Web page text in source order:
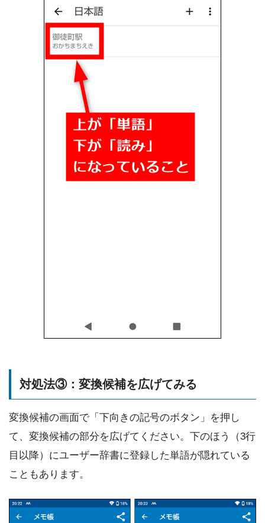
対処法③：変換候補を広げてみる
変換候補の画面で「下向きの記号のボタン」を押し
て、変換候補の部分を広げてください。下のほう（3行
目以降）にユーザー辞書に登録した単語が隠れている
こともあります。